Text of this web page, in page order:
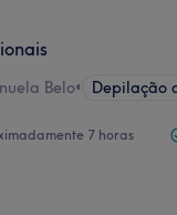
Belo• Depilação
7 horas